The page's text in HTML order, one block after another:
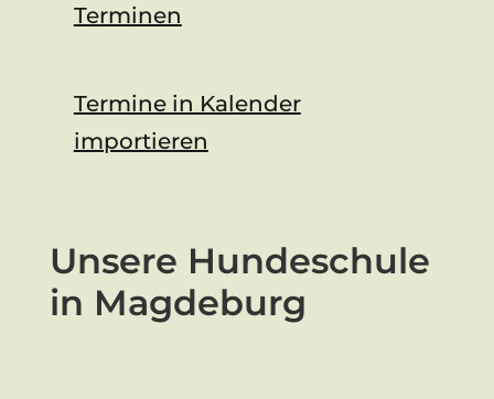
Terminen
Termine in Kalender
importieren
Unsere Hundeschule
in Magdeburg